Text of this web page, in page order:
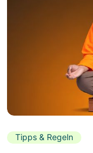
Tipps & Regeln